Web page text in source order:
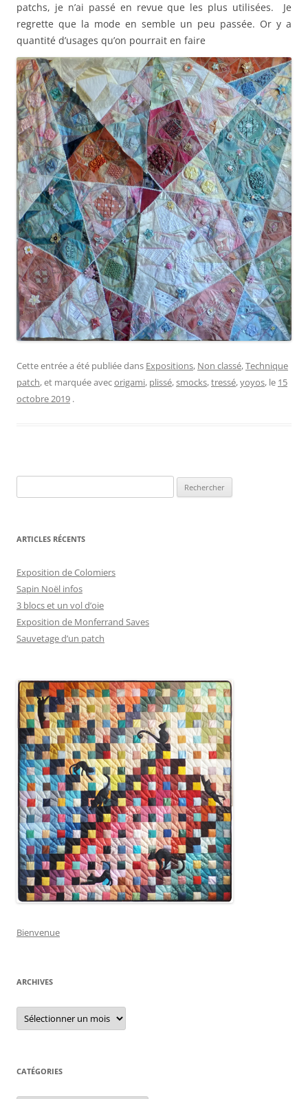
patchs, je n’ai passé en revue que les plus utilisées. Je
regrette que la mode en semble un peu passée. Or y a
quantité d’usages qu’on pourrait en faire
Cette entrée a été publiée dans Expositions, Non classé,Technique
patch, et marquée avecorigami, plissé,smocks,tressé,yoyos, le 15
octobre 2019 .
ARTICLES RÉCENTS
Exposition de Colomiers
Sapin Noël infos
3 blocs et un vol d’oie
Exposition de Monferrand Saves
Sauvetage d’un patch
Bienvenue
ARCHIVES
Archives
CATÉGORIES